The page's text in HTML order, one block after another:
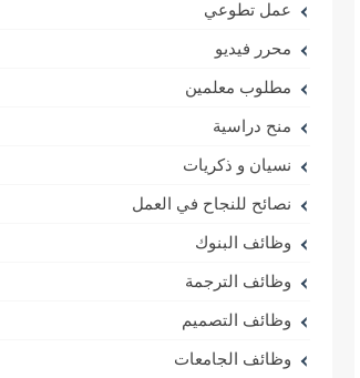
عمل تطوعي
محرر فيديو
مطلوب معلمين
منح دراسية
نسيان و ذكريات
نصائح للنجاح في العمل
وظائف البنوك
وظائف الترجمة
وظائف التصميم
وظائف الجامعات